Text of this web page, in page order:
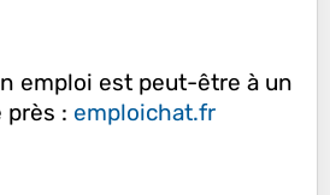
emploi est peut-être à un
près : emploichat.fr